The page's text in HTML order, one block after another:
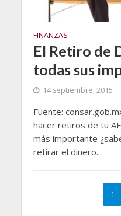
FINANZAS
El Retiro de
todas sus
14 septiembre, 2015
Fuente:
hacer retiros de tu
más importante
retirar el dinero...
1